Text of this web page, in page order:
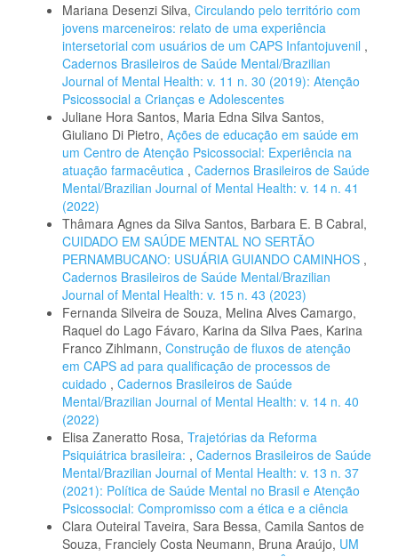
Mariana Desenzi Silva, Circulando pelo território com
jovens marceneiros: relato de uma experiência
intersetorial com usuários de um CAPS Infantojuvenil ,
Cadernos Brasileiros de Saúde Mental/Brazilian
Journal of Mental Health: v. 11 n. 30 (2019): Atenção
Psicossocial a Crianças e Adolescentes
Juliane Hora Santos, Maria Edna Silva Santos,
Giuliano Di Pietro, Ações de educação em saúde em
um Centro de Atenção Psicossocial: Experiência na
atuação farmacêutica , Cadernos Brasileiros de Saúde
Mental/Brazilian Journal of Mental Health: v. 14 n. 41
(2022)
Thâmara Agnes da Silva Santos, Barbara E. B Cabral,
CUIDADO EM SAÚDE MENTAL NO SERTÃO
PERNAMBUCANO: USUÁRIA GUIANDO CAMINHOS ,
Cadernos Brasileiros de Saúde Mental/Brazilian
Journal of Mental Health: v. 15 n. 43 (2023)
Fernanda Silveira de Souza, Melina Alves Camargo,
Raquel do Lago Fávaro, Karina da Silva Paes, Karina
Franco Zihlmann, Construção de fluxos de atenção
em CAPS ad para qualificação de processos de
cuidado , Cadernos Brasileiros de Saúde
Mental/Brazilian Journal of Mental Health: v. 14 n. 40
(2022)
Elisa Zaneratto Rosa, Trajetórias da Reforma
Psiquiátrica brasileira: , Cadernos Brasileiros de Saúde
Mental/Brazilian Journal of Mental Health: v. 13 n. 37
(2021): Política de Saúde Mental no Brasil e Atenção
Psicossocial: Compromisso com a ética e a ciência
Clara Outeiral Taveira, Sara Bessa, Camila Santos de
Souza, Franciely Costa Neumann, Bruna Araújo, UM